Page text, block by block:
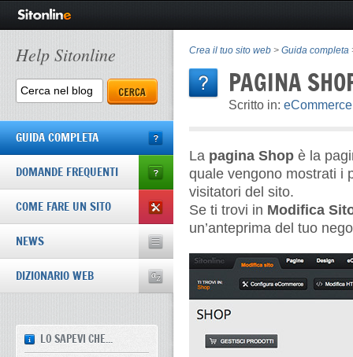
Crea il tuo sito web > Guida completa
PAGINA
Scritto in:
La pagina Shop è la
quale vengono mostrati i
visitatori del sito.
Se ti trovi in Modifica
un’anteprima del tuo
Help Sitonline
GUIDA COMPLETA
DOMANDE FREQUENTI
COME FARE UN SITO
NEWS
DIZIONARIO WEB
LO SAPEVI CHE...